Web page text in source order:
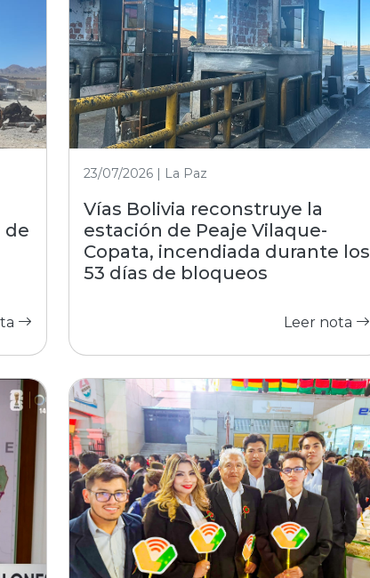
de
23/07/2026 | La Paz
Vías Bolivia reconstruye la
estación de Peaje Vilaque-
Copata, incendiada durante los
53 días de bloqueos
Leer nota